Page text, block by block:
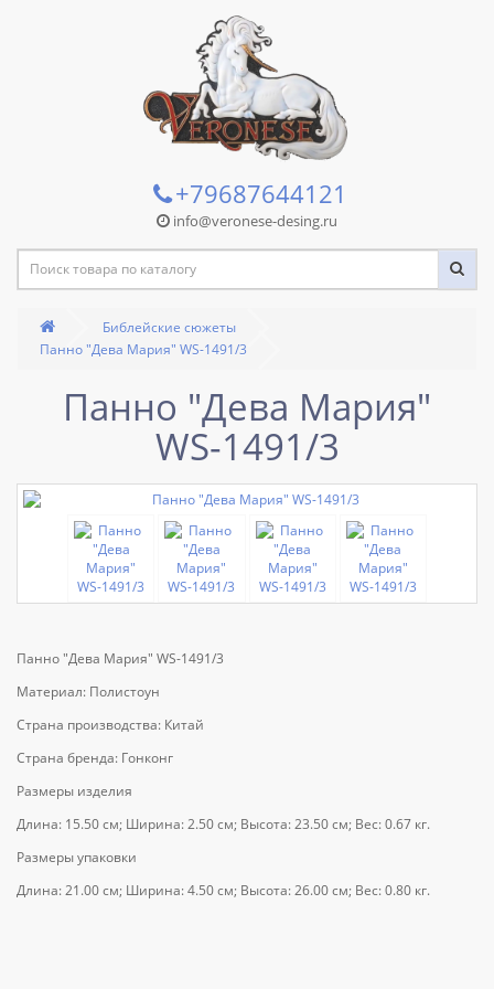
+79687644121
info@veronese-desing.ru
Библейские сюжеты
Панно "Дева Мария" WS-1491/3
Панно "Дева Мария"
WS-1491/3
Панно "Дева Мария" WS-1491/3
Материал: Полистоун
Страна производства: Китай
Страна бренда: Гонконг
Размеры изделия
Длина: 15.50 см; Ширина: 2.50 см; Высота: 23.50 см; Вес: 0.67 кг.
Размеры упаковки
Длина: 21.00 см; Ширина: 4.50 см; Высота: 26.00 см; Вес: 0.80 кг.